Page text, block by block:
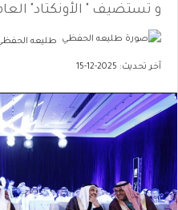
و تستضيف " الأونكتاد"
طليعه
آخر تحديث: 2025-12-15